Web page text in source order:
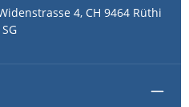
4, CH 9464 Rüthi
SG